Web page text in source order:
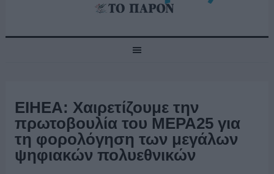
ΕΙΗΕΑ: Χαιρετίζουμε την
πρωτοβουλία του ΜΕΡΑ25 για
τη φορολόγηση των μεγάλων
ψηφιακών πολυεθνικών